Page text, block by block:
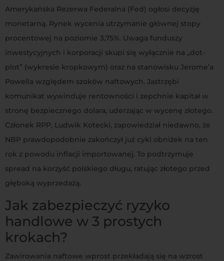
Amerykańska Rezerwa Federalna (Fed) ogłosi decyzję
monetarną. Rynek wycenia utrzymanie głównej stopy
procentowej na poziomie 3,75%. Uwaga funduszy
inwestycyjnych i korporacji skupi się wyłącznie na „dot-
plot” (wykresie kropkowym) oraz na stanowisku Jerome’a
Powella względem szoków naftowych. Jastrzębi
komunikat wywinduje rentowności i zepchnie kapitał w
stronę bezpiecznego dolara, uderzając w wycenę złotego.
Członek RPP, Ludwik Kotecki, zapowiedział niedawno, że
NBP prawdopodobnie zakończył już cykl obniżek na ten
rok z powodu inflacji importowanej. To podtrzymuje
spread na korzyść polskiego długu, ratując złotego przed
głęboką wyprzedażą.
Jak zabezpieczyć ryzyko
handlowe w 3 prostych
krokach?
Zawirowania naftowe wprost przekładają się na wzrost